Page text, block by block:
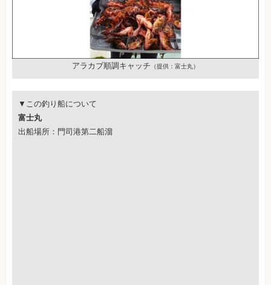
アラカブ順調キャッチ （提供：富士丸）
▼この釣り船について
富士丸
出船場所：門司港第二船溜